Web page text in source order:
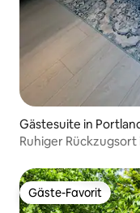
Gästesuite in
Ruhiger
Gäste-Favorit
Gäste-Favorit